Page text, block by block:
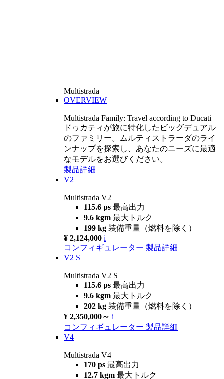
Multistrada
OVERVIEW
Multistrada Family: Travel according to Ducati
ドゥカティが旅に特化したビッグデュアル
のファミリー。ムルティストラーダのライ
ンナップを探索し、あなたのニーズに最適
なモデルをお選びください。
製品詳細
V2
Multistrada V2
115.6 ps 最高出力
9.6 kgm 最大トルク
199 kg 装備重量（燃料を除く）
¥ 2,124,000 i
コンフィギュレーター 製品詳細
V2 S
Multistrada V2 S
115.6 ps 最高出力
9.6 kgm 最大トルク
202 kg 装備重量（燃料を除く）
¥ 2,350,000～ i
コンフィギュレーター 製品詳細
V4
Multistrada V4
170 ps 最高出力
12.7 kgm 最大トルク